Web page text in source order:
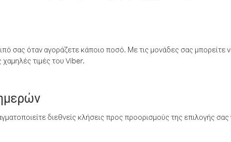
σας όταν αγοράζετε κάποιο ποσό. Με τις μονάδες σας μπορείτε
τιμές του Viber.
διεθνείς κλήσεις προς προορισμούς της επιλογής σας